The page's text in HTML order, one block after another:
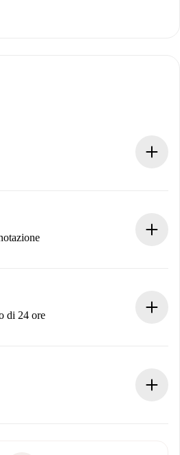
necessarie in anticipo.
di 24 ore
nulla e ti proporremo